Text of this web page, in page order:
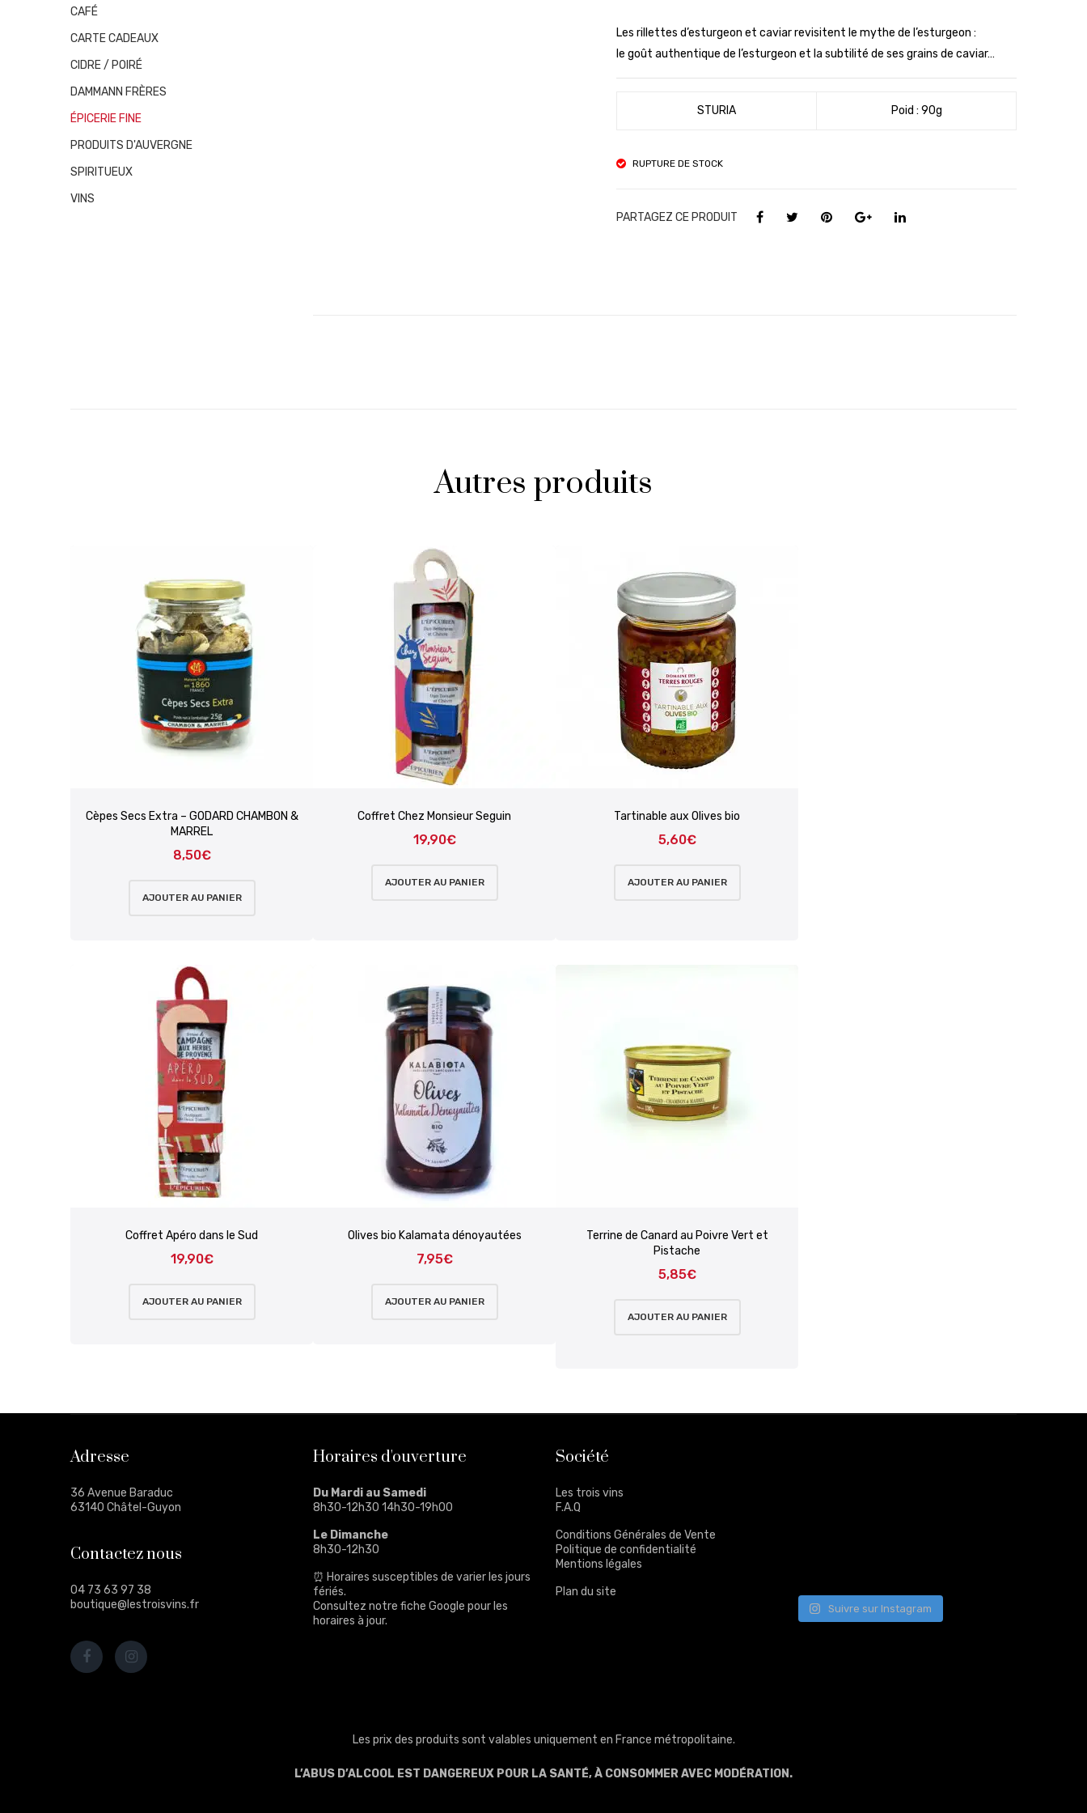
n
Les rillettes d’esturgeon et caviar revisitent le mythe de l’esturgeon :
le goût authentique de l’esturgeon et la subtilité de ses grains de caviar…
STURIA Poid : 90g
RUPTURE DE STOCK
PARTAGEZ CE PRODUIT
CAFÉ
CARTE CADEAUX
CIDRE / POIRÉ
DAMMANN FRÈRES
ÉPICERIE FINE
PRODUITS D'AUVERGNE
SPIRITUEUX
VINS
Autres produits
Cèpes Secs Extra – GODARD CHAMBON &
MARREL
8,50€
AJOUTER AU PANIER
Coffret Chez Monsieur Seguin
19,90€
AJOUTER AU PANIER
Tartinable aux Olives bio
5,60€
AJOUTER AU PANIER
Coffret Apéro dans le Sud
19,90€
AJOUTER AU PANIER
Olives bio Kalamata dénoyautées
7,95€
AJOUTER AU PANIER
Terrine de Canard au Poivre Vert et
Pistache
5,85€
AJOUTER AU PANIER
Adresse
36 Avenue Baraduc
63140 Châtel-Guyon
Contactez nous
04 73 63 97 38
boutique@lestroisvins.fr
Horaires d'ouverture
Du Mardi au Samedi
8h30-12h30 14h30-19h00
Le Dimanche
8h30-12h30
⏰ Horaires susceptibles de varier les jours
fériés.
Consultez notre fiche Google pour les
horaires à jour.
Société
Les trois vins
F.A.Q
Conditions Générales de Vente
Politique de confidentialité
Mentions légales
Plan du site
Suivre sur Instagram
Les prix des produits sont valables uniquement en France métropolitaine.
L’ABUS D’ALCOOL EST DANGEREUX POUR LA SANTÉ, À CONSOMMER AVEC MODÉRATION.